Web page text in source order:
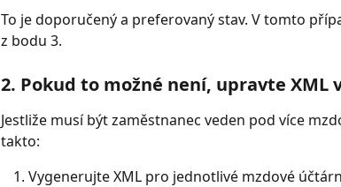
To je doporučený a preferovaný stav. V tomto
z bodu 3.
2. Pokud to možné není, upravte XML
Jestliže musí být zaměstnanec veden pod více
takto:
Vygenerujte XML pro jednotlivé mzdové